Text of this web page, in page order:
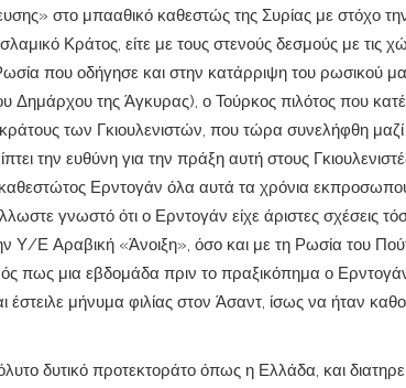
στο μπααθικό καθεστώς της Συρίας με στόχο
Κράτος, είτε με τους στενούς δεσμούς με τις
που οδήγησε και στην κατάρριψη του ρωσικού
Δημάρχου της Άγκυρας), ο Τούρκος πιλότος που
των Γκιουλενιστών, που τώρα συνελήφθη μαζί
την ευθύνη για την πράξη αυτή στους
καθεστώτος Ερντογάν όλα αυτά τα χρόνια
γνωστό ότι ο Ερντογάν είχε άριστες σχέσεις
Υ/Ε Αραβική «Άνοιξη», όσο και με τη Ρωσία του
πως μια εβδομάδα πριν το πραξικόπημα ο
μήνυμα φιλίας στον Άσαντ, ίσως να ήταν
δυτικό προτεκτοράτο όπως η Ελλάδα, και